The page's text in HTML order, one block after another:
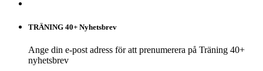
TRÄNING 40+ Nyhetsbrev
Ange din e-post adress för att prenumerera på Träning 40+
nyhetsbrev